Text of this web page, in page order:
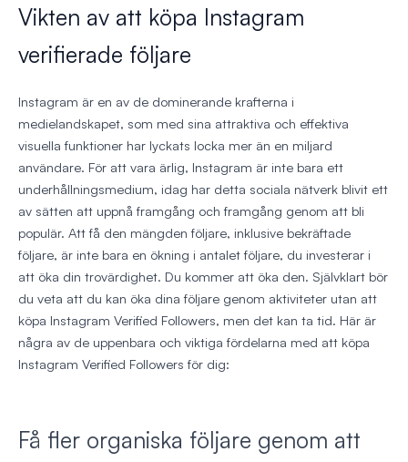
Vikten av att köpa Instagram
verifierade följare
Instagram är en av de dominerande krafterna i
medielandskapet, som med sina attraktiva och effektiva
visuella funktioner har lyckats locka mer än en miljard
användare. För att vara ärlig, Instagram är inte bara ett
underhållningsmedium, idag har detta sociala nätverk blivit ett
av sätten att uppnå framgång och framgång genom att bli
populär. Att få den mängden följare, inklusive bekräftade
följare, är inte bara en ökning i antalet följare, du investerar i
att öka din trovärdighet. Du kommer att öka den. Självklart bör
du veta att du kan öka dina följare genom aktiviteter utan att
köpa Instagram Verified Followers, men det kan ta tid. Här är
några av de uppenbara och viktiga fördelarna med att köpa
Instagram Verified Followers för dig:
Få fler organiska följare genom att